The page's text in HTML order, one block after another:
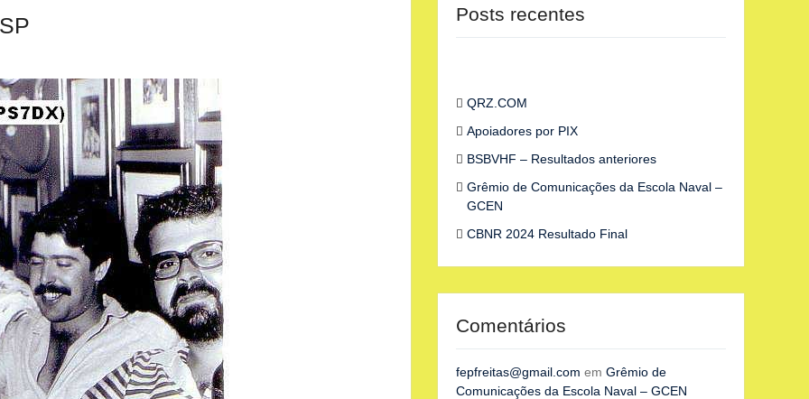
Posts recentes
QRZ.COM
Apoiadores por PIX
BSBVHF – Resultados anteriores
Grêmio de Comunicações da Escola Naval –
GCEN
CBNR 2024 Resultado Final
Comentários
fepfreitas@gmail.com em Grêmio de
Comunicações da Escola Naval – GCEN